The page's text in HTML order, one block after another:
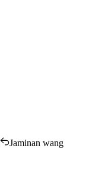
Jaminan wang